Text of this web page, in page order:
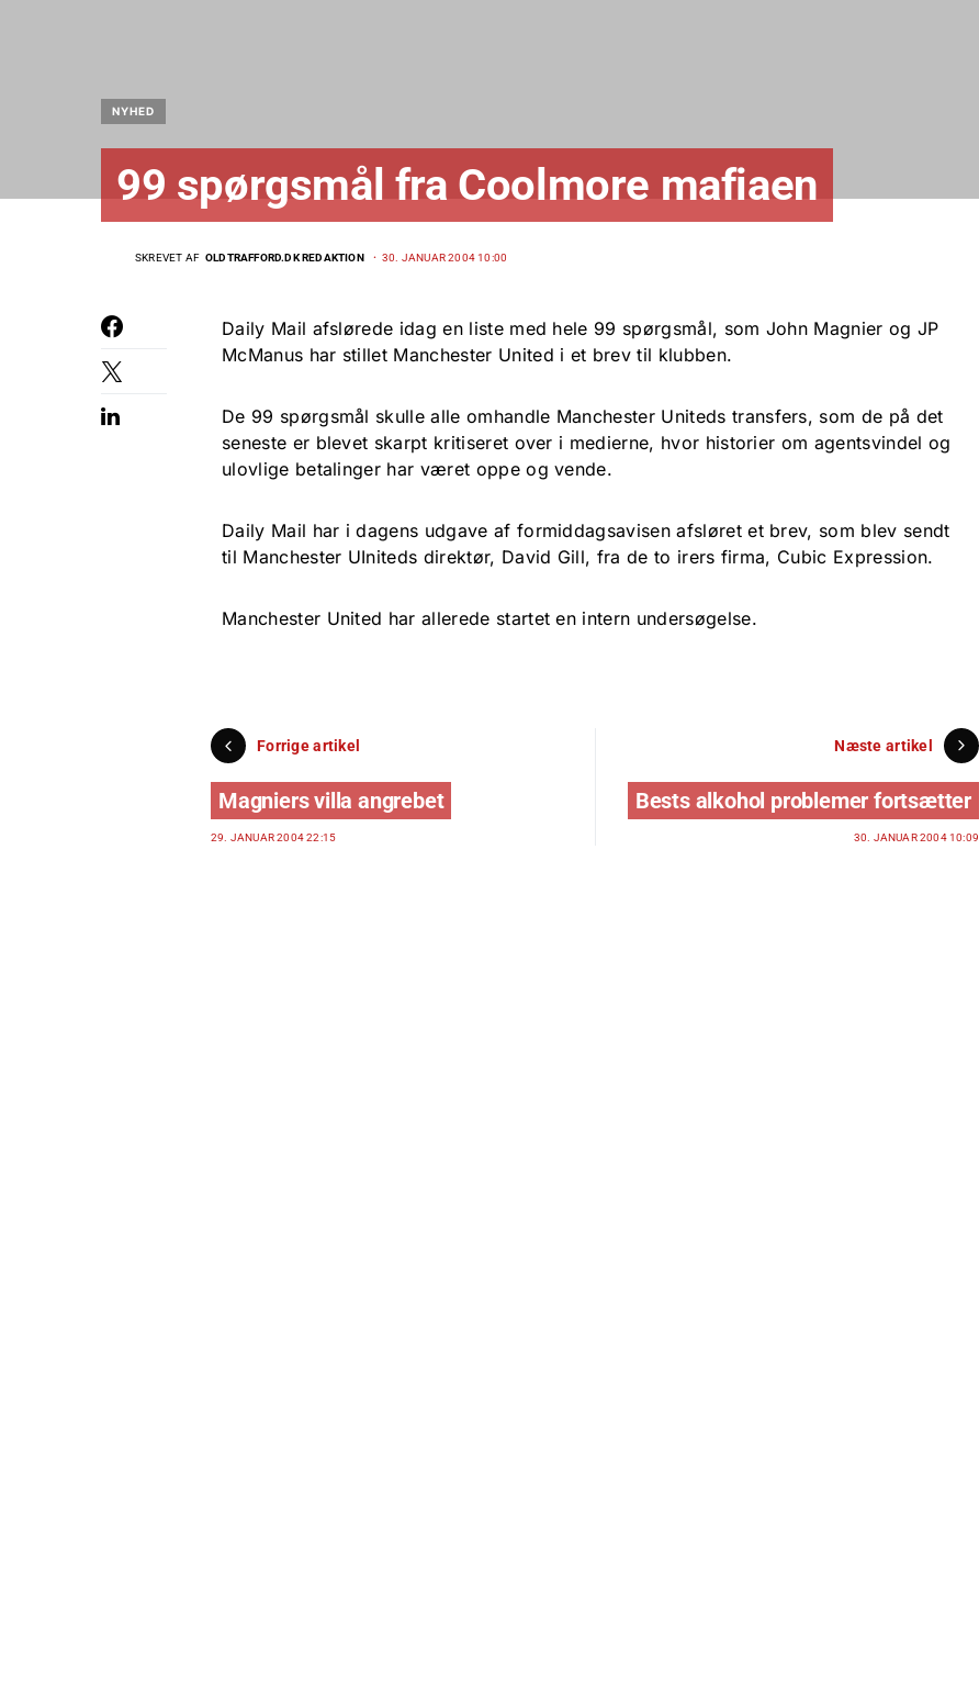
NYHED
99 spørgsmål fra Coolmore mafiaen
SKREVET AF OLDTRAFFORD.DK REDAKTION 30. JANUAR 2004 10:00
Daily Mail afslørede idag en liste med hele 99 spørgsmål, som John Magnier og JP
McManus har stillet Manchester United i et brev til klubben.
De 99 spørgsmål skulle alle omhandle Manchester Uniteds transfers, som de på det
seneste er blevet skarpt kritiseret over i medierne, hvor historier om agentsvindel og
ulovlige betalinger har været oppe og vende.
Daily Mail har i dagens udgave af formiddagsavisen afsløret et brev, som blev sendt
til Manchester UIniteds direktør, David Gill, fra de to irers firma, Cubic Expression.
Manchester United har allerede startet en intern undersøgelse.
Forrige artikel
Magniers villa angrebet
29. JANUAR 2004 22:15
Næste artikel
Bests alkohol problemer fortsætter
30. JANUAR 2004 10:09